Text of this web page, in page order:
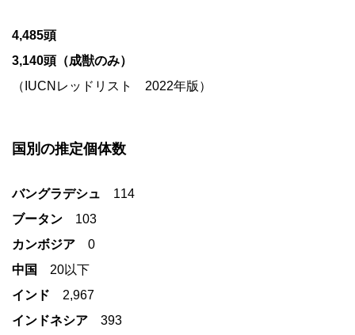
4,485頭
3,140頭（成獣のみ）
（IUCNレッドリスト 2022年版）
国別の推定個体数
バングラデシュ 114
ブータン 103
カンボジア 0
中国
20以下
インド 2,967
インドネシア 393